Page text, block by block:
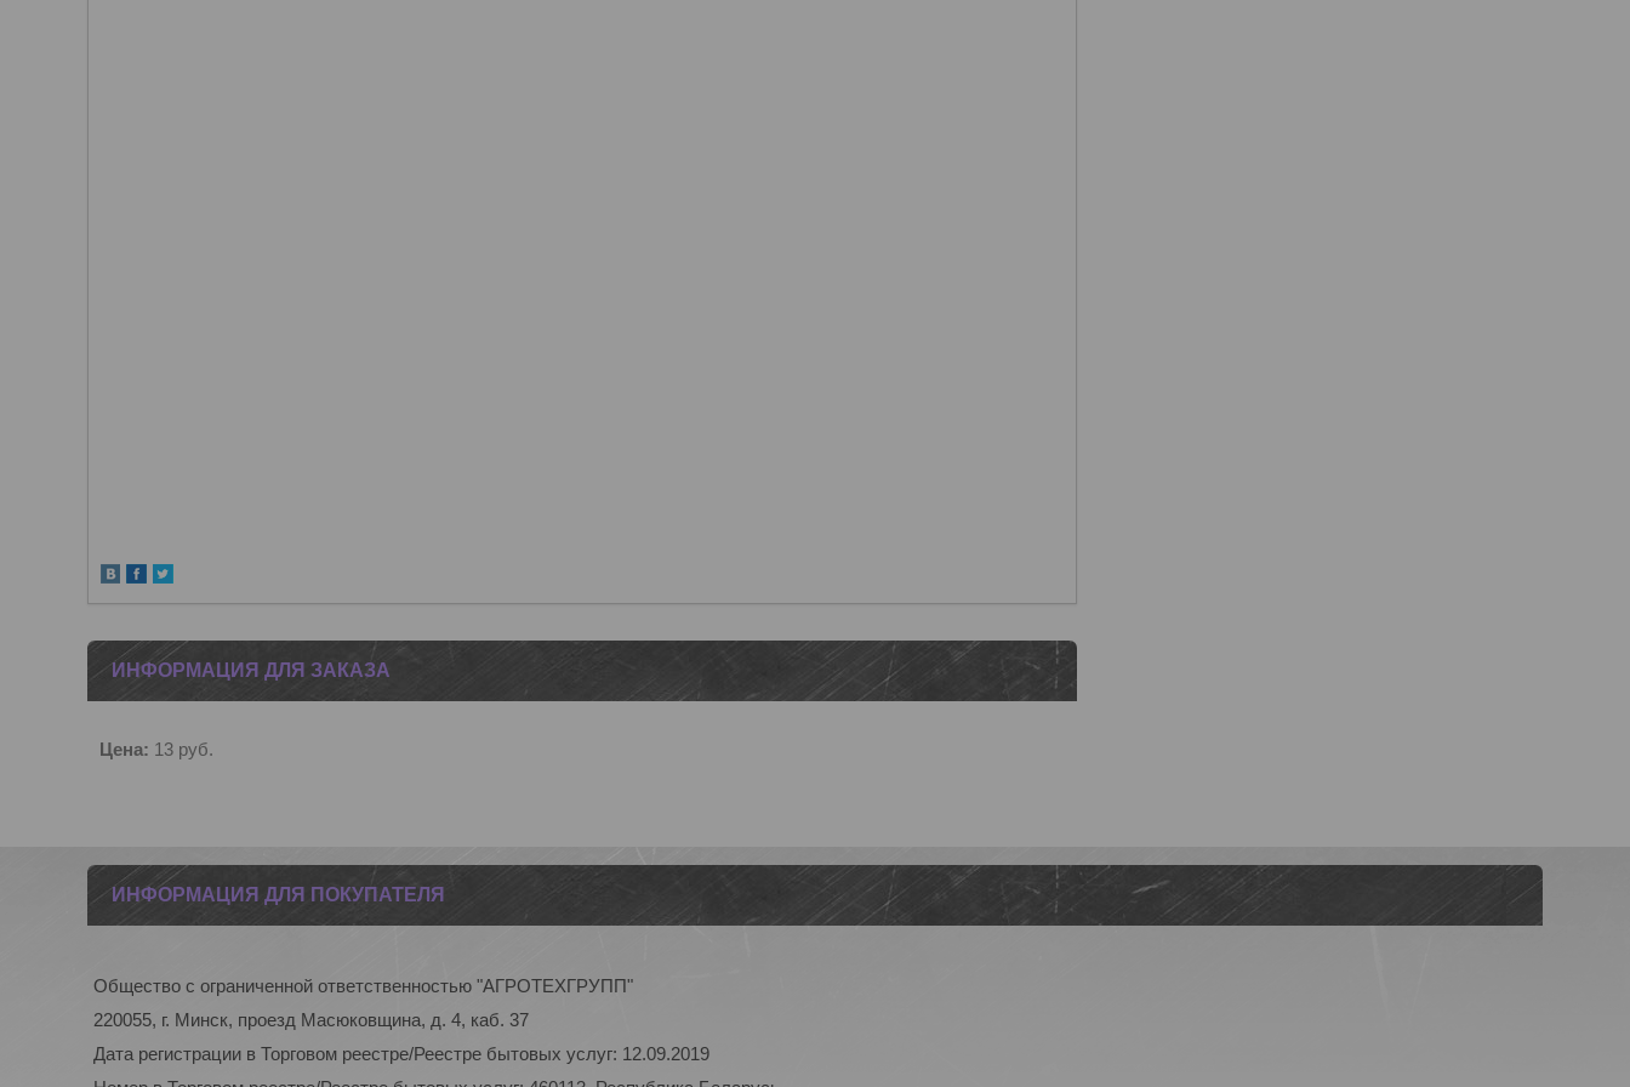
ИНФОРМАЦИЯ ДЛЯ ЗАКАЗА
Цена: 13 руб.
ИНФОРМАЦИЯ ДЛЯ ПОКУПАТЕЛЯ
Общество с ограниченной ответственностью "АГРОТЕХГРУПП"
220055, г. Минск, проезд Масюковщина, д. 4, каб. 37
Дата регистрации в Торговом реестре/Реестре бытовых услуг: 12.09.2019